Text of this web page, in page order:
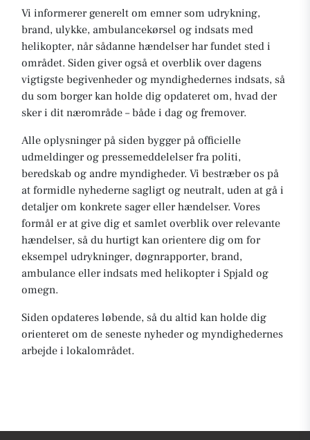
Vi informerer generelt om emner som udrykning,
brand, ulykke, ambulancekørsel og indsats med
helikopter, når sådanne hændelser har fundet sted i
området. Siden giver også et overblik over dagens
vigtigste begivenheder og myndighedernes indsats, så
du som borger kan holde dig opdateret om, hvad der
sker i dit nærområde – både i dag og fremover.
Alle oplysninger på siden bygger på officielle
udmeldinger og pressemeddelelser fra politi,
beredskab og andre myndigheder. Vi bestræber os på
at formidle nyhederne sagligt og neutralt, uden at gå i
detaljer om konkrete sager eller hændelser. Vores
formål er at give dig et samlet overblik over relevante
hændelser, så du hurtigt kan orientere dig om for
eksempel udrykninger, døgnrapporter, brand,
ambulance eller indsats med helikopter i Spjald og
omegn.
Siden opdateres løbende, så du altid kan holde dig
orienteret om de seneste nyheder og myndighedernes
arbejde i lokalområdet.